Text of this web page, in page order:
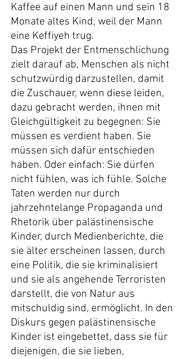
Kaffee auf einen Mann und sein 18
Monate altes Kind, weil der Mann
eine Keffiyeh trug.
Das Projekt der Entmenschlichung
zielt darauf ab, Menschen als nicht
schutzwürdig darzustellen, damit
die Zuschauer, wenn diese leiden,
dazu gebracht werden, ihnen mit
Gleichgültigkeit zu begegnen: Sie
müssen es verdient haben. Sie
müssen sich dafür entschieden
haben. Oder einfach: Sie dürfen
nicht fühlen, was ich fühle. Solche
Taten werden nur durch
jahrzehntelange Propaganda und
Rhetorik über palästinensische
Kinder, durch Medienberichte, die
sie älter erscheinen lassen, durch
eine Politik, die sie kriminalisiert
und sie als angehende Terroristen
darstellt, die von Natur aus
mitschuldig sind, ermöglicht. In den
Diskurs gegen palästinensische
Kinder ist eingebettet, dass sie für
diejenigen, die sie lieben,